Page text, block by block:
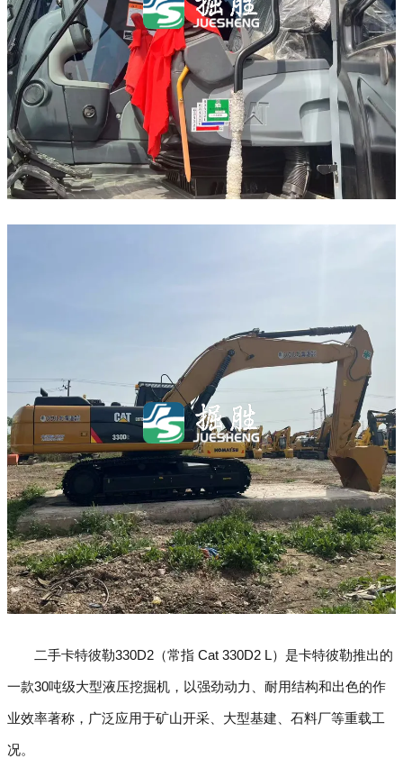
二手卡特彼勒330D2（常指 Cat 330D2 L）是卡特彼勒推出的
一款30吨级大型液压挖掘机，以强劲动力、耐用结构和出色的作
业效率著称，广泛应用于矿山开采、大型基建、石料厂等重载工
况。